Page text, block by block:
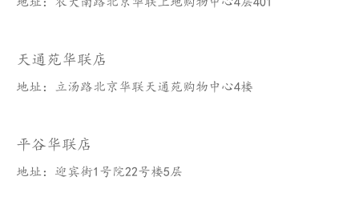
天通苑华联店
地址：立汤路北京华联天通苑购物中心4楼
平谷华联店
地址：迎宾街1号院22号楼5层